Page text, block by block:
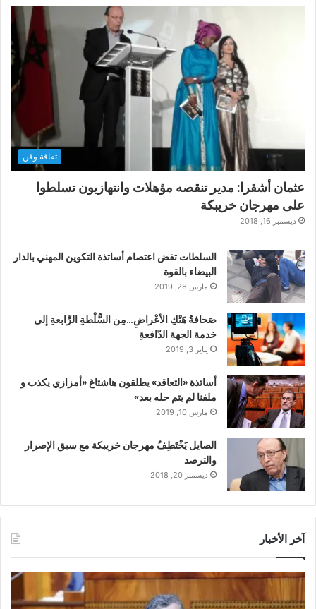
ثقافة وفن
عثمان أشقرا: مدير تنقصه مؤهلات وانتهازيون تسلطوا
على مهرجان خريبكة
ديسمبر 16, 2018
السلطات تفض اعتصام أساتذة التكوين المهني بالدار
البيضاء بالقوة
مارس 26, 2019
صَحافةُ هَتْكِ الأعْراضِ…مِن السُّلْطةِ الرِّابعةِ إلى
خدمة الجهة الدّافعةِ
يناير 3, 2019
أساتذة «التعاقد» يطلقون هاشتاغ «أمزازي يكذب و
ملفنا لم يتم حله بعد»
مارس 10, 2019
الصايل يَخْتَطِفُ مهرجان خريبكة مع سبق الإصرار
والترصد
ديسمبر 20, 2018
آخر الأخبار